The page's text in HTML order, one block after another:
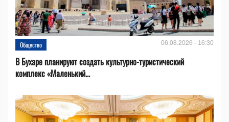
Общество 06.08.2026 - 16:30
В Бухаре планируют создать культурно-туристический
комплекс «Маленький...